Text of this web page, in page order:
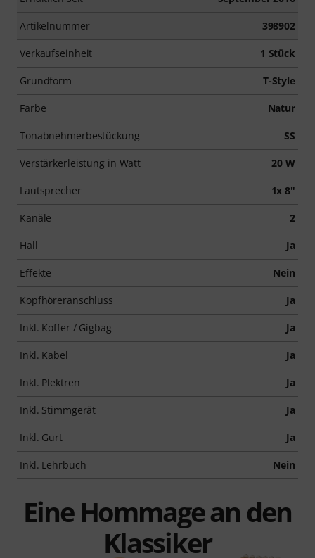
Artikelnummer 398902
Verkaufseinheit 1 Stück
Grundform T-Style
Farbe Natur
Tonabnehmerbestückung SS
Verstärkerleistung in Watt 20 W
Lautsprecher 1x 8"
Kanäle 2
Hall Ja
Effekte Nein
Kopfhöreranschluss Ja
Inkl. Koffer / Gigbag Ja
Inkl. Kabel Ja
Inkl. Plektren Ja
Inkl. Stimmgerät Ja
Inkl. Gurt Ja
Inkl. Lehrbuch Nein
Eine Hommage an den
Klassiker